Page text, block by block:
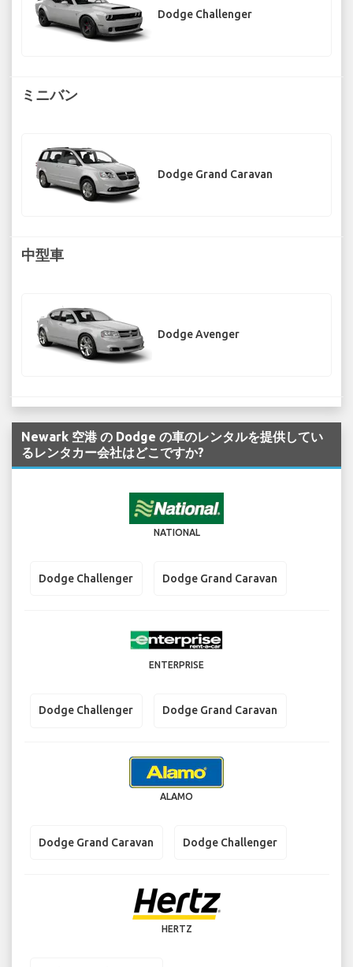
Dodge Challenger
ミニバン
Dodge Grand Caravan
中型車
Dodge Avenger
Newark 空港 の Dodge の車のレンタルを提供してい
るレンタカー会社はどこですか?
NATIONAL
Dodge Challenger Dodge Grand Caravan
ENTERPRISE
Dodge Challenger Dodge Grand Caravan
ALAMO
Dodge Grand Caravan Dodge Challenger
HERTZ